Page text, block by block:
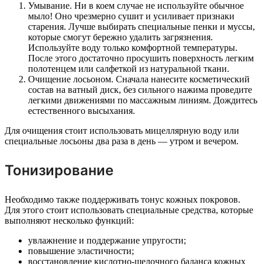
Умывание. Ни в коем случае не используйте обычное
мыло! Оно чрезмерно сушит и усиливает признаки
старения. Лучше выбирать специальные пенки и муссы,
которые смогут бережно удалить загрязнения.
Используйте воду только комфортной температуры.
После этого достаточно просушить поверхность легким
полотенцем или салфеткой из натуральной ткани.
Очищение лосьоном. Сначала нанесите косметический
состав на ватный диск, без сильного нажима проведите
легкими движениями по массажным линиям. Дождитесь
естественного высыхания.
Для очищения стоит использовать мицеллярную воду или
специальные лосьоны два раза в день — утром и вечером.
Тонизирование
Необходимо также поддерживать тонус кожных покровов.
Для этого стоит использовать специальные средства, которые
выполняют несколько функций:
увлажнение и поддержание упругости;
повышение эластичности;
восстановление кислотно-щелочного баланса кожных